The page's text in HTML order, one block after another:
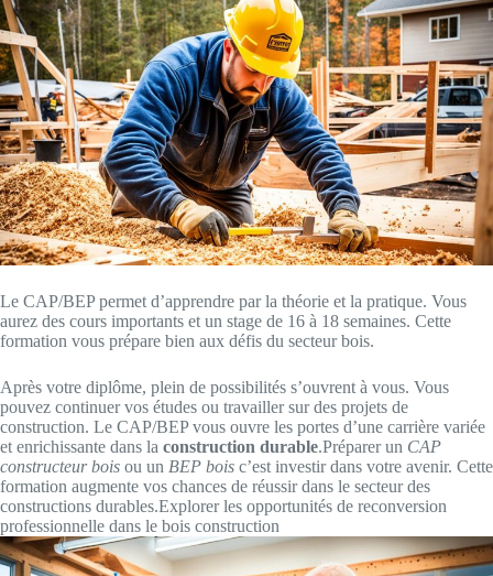
Le CAP/BEP permet d’apprendre par la théorie et la pratique. Vous
aurez des cours importants et un stage de 16 à 18 semaines. Cette
formation vous prépare bien aux défis du secteur bois.
Après votre diplôme, plein de possibilités s’ouvrent à vous. Vous
pouvez continuer vos études ou travailler sur des projets de
construction. Le CAP/BEP vous ouvre les portes d’une carrière variée
et enrichissante dans la construction durable.Préparer un CAP
constructeur bois ou un BEP bois c’est investir dans votre avenir. Cette
formation augmente vos chances de réussir dans le secteur des
constructions durables.Explorer les opportunités de reconversion
professionnelle dans le bois construction